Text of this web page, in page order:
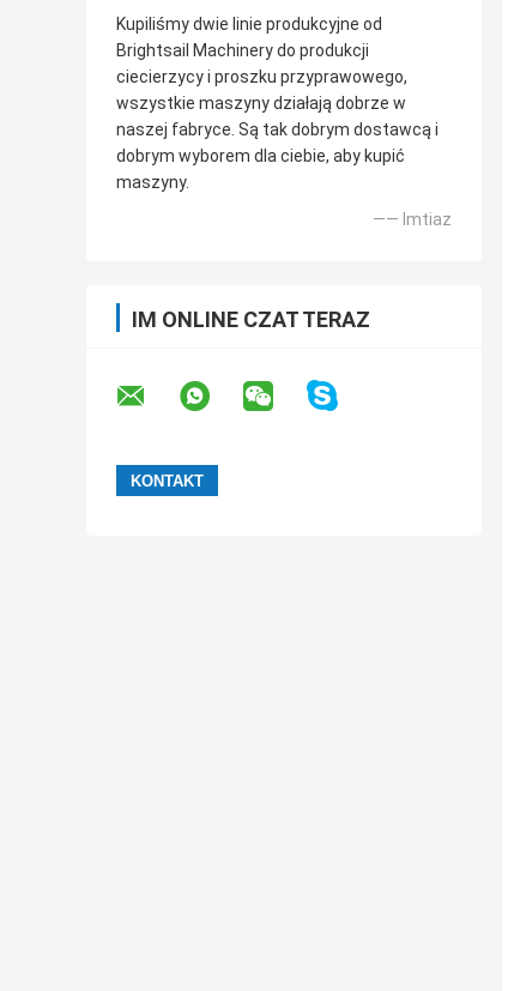
Kupiliśmy dwie linie produkcyjne od
Brightsail Machinery do produkcji
ciecierzycy i proszku przyprawowego,
wszystkie maszyny działają dobrze w
naszej fabryce. Są tak dobrym dostawcą i
dobrym wyborem dla ciebie, aby kupić
maszyny.
—— Imtiaz
IM ONLINE CZAT TERAZ